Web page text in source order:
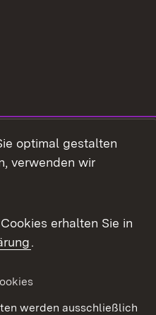
optimal gestalten
verwenden wir
erhalten Sie in
.
werden ausschließlich